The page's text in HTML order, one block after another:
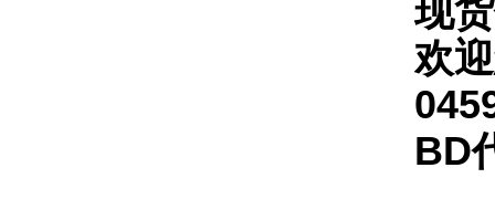
现
欢
BD